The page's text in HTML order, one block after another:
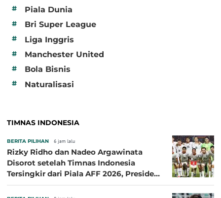
# Piala Dunia
# Bri Super League
# Liga Inggris
# Manchester United
# Bola Bisnis
# Naturalisasi
TIMNAS INDONESIA
BERITA PILIHAN 6 jam lalu
Rizky Ridho dan Nadeo Argawinata
Disorot setelah Timnas Indonesia
Tersingkir dari Piala AFF 2026, Presiden